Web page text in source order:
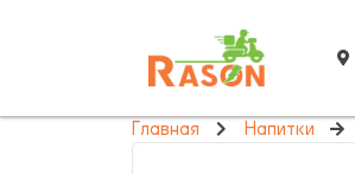
Главная Напитки